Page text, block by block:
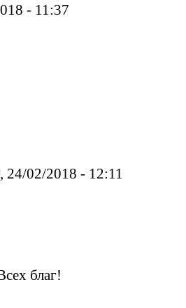
- 11:37
24/02/2018 - 12:11
благ!